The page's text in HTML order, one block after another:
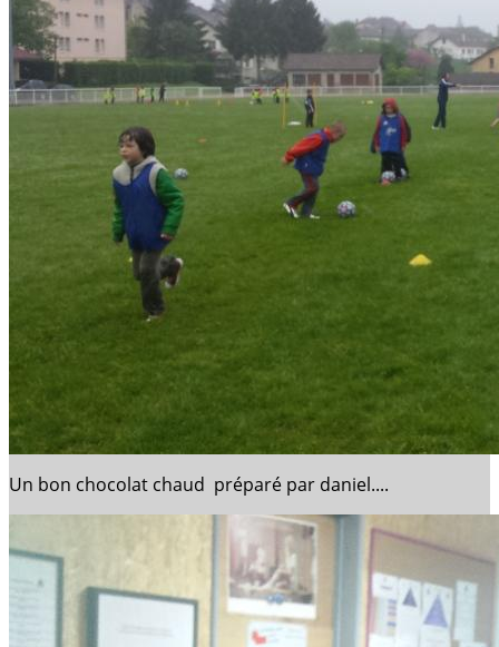
Un bon chocolat chaud préparé par daniel....